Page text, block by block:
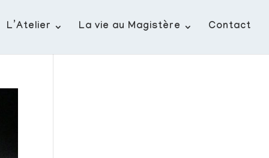
L’Atelier La vie au Magistère Contact